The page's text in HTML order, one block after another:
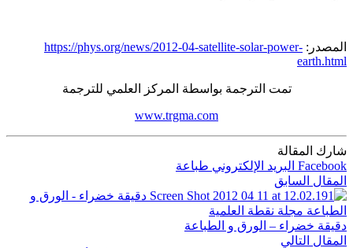
المصدر: https://phys.org/news/2012-04-satellite-solar-power-
earth.html
تمت الترجمة بواسطة المركز العلمي للترجمة
www.trgma.com
شارك المقالة
Facebook البريد الإلكتروني طباعة
المقال السابق
دقيقة خضراء – الورق و الطباعة
المقال التالي